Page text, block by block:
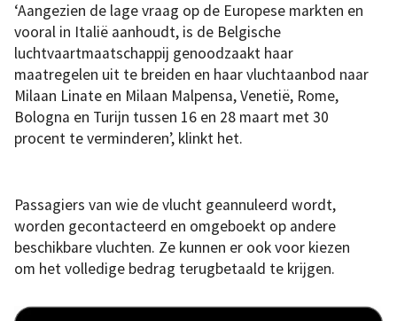
‘Aangezien de lage vraag op de Europese markten en
vooral in Italië aanhoudt, is de Belgische
luchtvaartmaatschappij genoodzaakt haar
maatregelen uit te breiden en haar vluchtaanbod naar
Milaan Linate en Milaan Malpensa, Venetië, Rome,
Bologna en Turijn tussen 16 en 28 maart met 30
procent te verminderen’, klinkt het.
Passagiers van wie de vlucht geannuleerd wordt,
worden gecontacteerd en omgeboekt op andere
beschikbare vluchten. Ze kunnen er ook voor kiezen
om het volledige bedrag terugbetaald te krijgen.